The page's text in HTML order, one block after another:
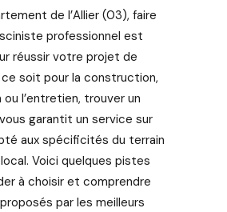
de l’Allier (03), faire
professionnel est
réussir votre projet de
soit pour la construction,
l’entretien, trouver un
garantit un service sur
aux spécificités du terrain
Voici quelques pistes
à choisir et comprendre
par les meilleurs